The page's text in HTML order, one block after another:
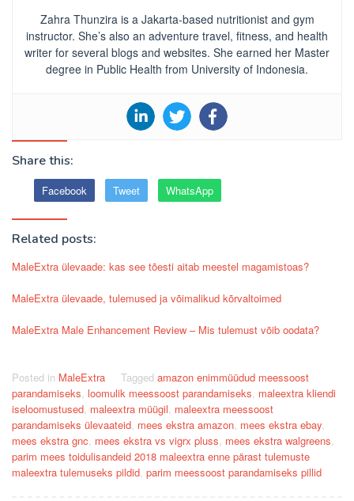
Zahra Thunzira is a Jakarta-based nutritionist and gym
instructor. She’s also an adventure travel, fitness, and health
writer for several blogs and websites. She earned her Master
degree in Public Health from University of Indonesia.
Share this:
Facebook Tweet WhatsApp
Related posts:
MaleExtra ülevaade: kas see tõesti aitab meestel magamistoas?
MaleExtra ülevaade, tulemused ja võimalikud kõrvaltoimed
MaleExtra Male Enhancement Review – Mis tulemust võib oodata?
Posted in MaleExtra Tagged amazon enimmüüdud meessoost
parandamiseks, loomulik meessoost parandamiseks, maleextra kliendi
iseloomustused, maleextra müügil, maleextra meessoost
parandamiseks ülevaateid, mees ekstra amazon, mees ekstra ebay,
mees ekstra gnc, mees ekstra vs vigrx pluss, mees ekstra walgreens,
parim mees toidulisandeid 2018 maleextra enne pärast tulemuste
maleextra tulemuseks pildid, parim meessoost parandamiseks pillid